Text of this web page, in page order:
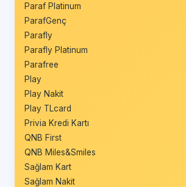
Paraf Platinum
ParafGenç
Parafly
Parafly Platinum
Parafree
Play
Play Nakit
Play TLcard
Privia Kredi Kartı
QNB First
QNB Miles&Smiles
Sağlam Kart
Sağlam Nakit